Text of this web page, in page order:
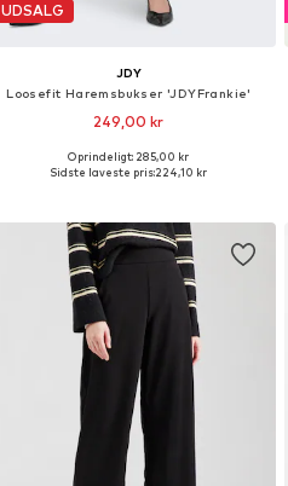
UDSALG
JDY
Loosefit Haremsbukser 'JDYFrankie'
249,00 kr
Oprindeligt: 285,00 kr
Sidste laveste pris:224,10 kr